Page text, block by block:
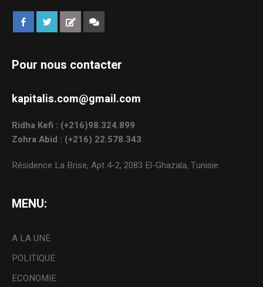
Pour nous contacter
kapitalis.com@gmail.com
Ridha Kefi : (+216)98.324.899
Zohra Abid : (+216) 22.578.343
Résidence La Brise, Apt 4-2, 2083 El-Ghazala, Tunisie.
MENU:
A LA UNE
POLITIQUE
ECONOMIE